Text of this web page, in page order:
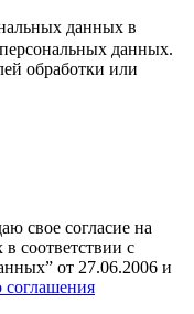
данных в
данных.
обработки или
свое согласие на
соответствии с
от 27.06.2006 и
соглашения